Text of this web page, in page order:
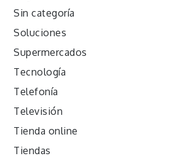
Sin categoría
Soluciones
Supermercados
Tecnología
Telefonía
Televisión
Tienda online
Tiendas